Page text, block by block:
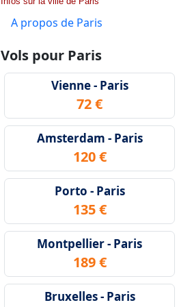
A propos de Paris
Vols pour Paris
Vienne - Paris
72 €
Amsterdam - Paris
120 €
Porto - Paris
135 €
Montpellier - Paris
189 €
Bruxelles - Paris